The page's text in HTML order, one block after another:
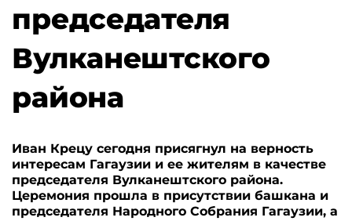
председателя
Вулканештского
района
Иван Крецу сегодня присягнул на верность
интересам Гагаузии и ее жителям в качестве
председателя Вулканештского района.
Церемония прошла в присутствии башкана и
председателя Народного Собрания Гагаузии, а